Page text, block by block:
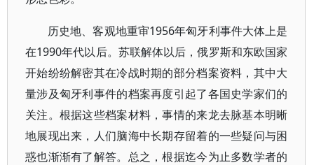
历史地、客观地重审1956年匈牙利事件大体上是
在1990年代以后。苏联解体以后，俄罗斯和东欧国家
开始纷纷解密其在冷战时期的部分档案资料，其中大
量涉及匈牙利事件的档案再度引起了各国史学家们的
关注。根据这些档案材料，事情的来龙去脉基本明晰
地展现出来，人们脑海中长期存留着的一些疑问与困
惑也渐渐有了解答。总之，根据迄今为止多数学者的